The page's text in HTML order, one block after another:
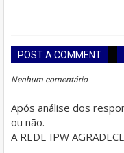
POST A COMMENT
Nenhum comentário
Após análise dos
ou não.
A REDE IPW